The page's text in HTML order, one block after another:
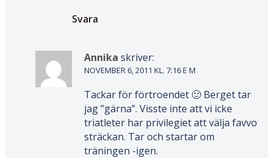
Svara
Annika skriver:
NOVEMBER 6, 2011 KL. 7:16 E M
Tackar för förtroendet 🙂 Berget tar
jag ”gärna”. Visste inte att vi icke
triatleter har privilegiet att välja favvo
sträckan. Tar och startar om
träningen -igen.